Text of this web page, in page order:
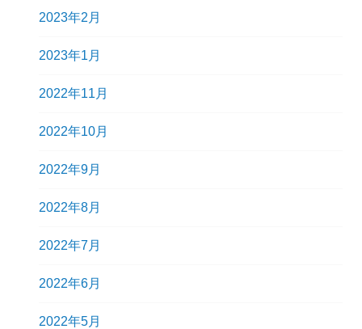
2023年2月
2023年1月
2022年11月
2022年10月
2022年9月
2022年8月
2022年7月
2022年6月
2022年5月